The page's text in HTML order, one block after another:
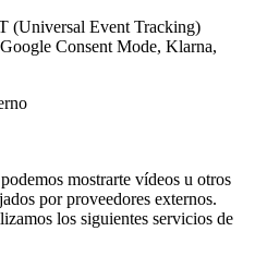
(Universal Event Tracking)
Consent Mode, Klarna,
mostrarte vídeos u otros
por proveedores externos.
los siguientes servicios de